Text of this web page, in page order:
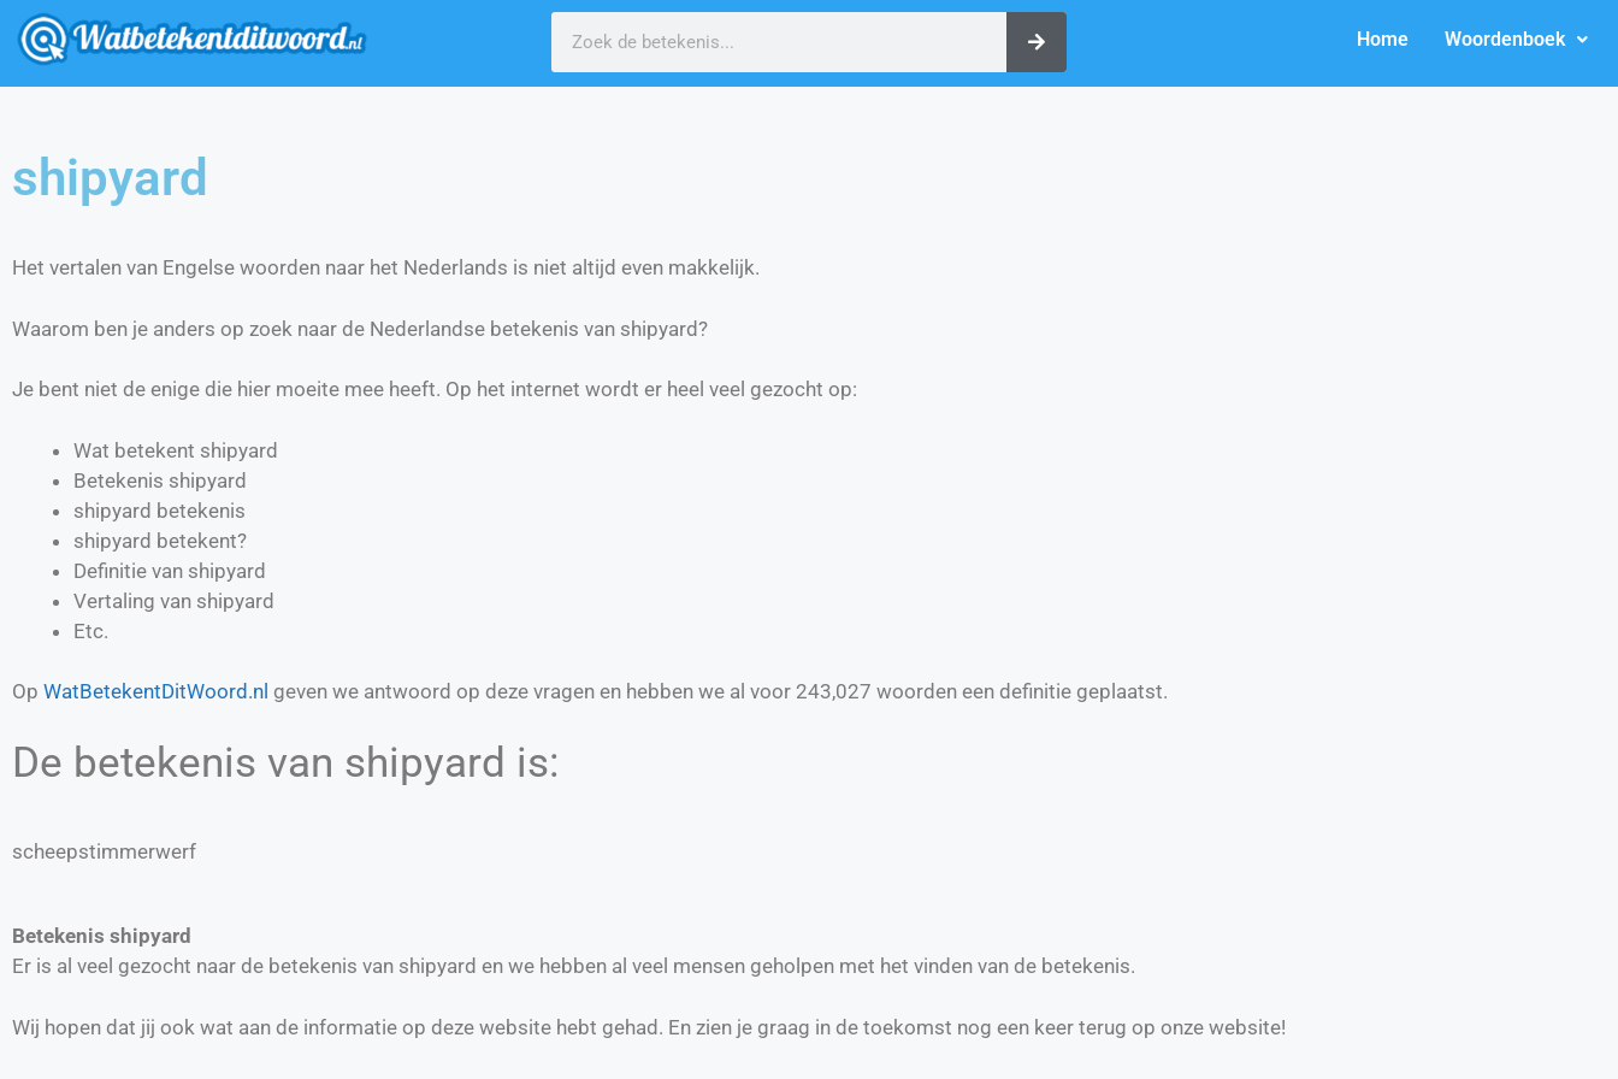
Home Woordenboek
shipyard
Het vertalen van Engelse woorden naar het Nederlands is niet altijd even makkelijk.
Waarom ben je anders op zoek naar de Nederlandse betekenis van shipyard?
Je bent niet de enige die hier moeite mee heeft. Op het internet wordt er heel veel gezocht op:
Wat betekent shipyard
Betekenis shipyard
shipyard betekenis
shipyard betekent?
Definitie van shipyard
Vertaling van shipyard
Etc.
Op WatBetekentDitWoord.nl geven we antwoord op deze vragen en hebben we al voor 243,027 woorden een definitie geplaatst.
De betekenis van shipyard is:
scheepstimmerwerf
Betekenis shipyard
Er is al veel gezocht naar de betekenis van shipyard en we hebben al veel mensen geholpen met het vinden van de betekenis.
Wij hopen dat jij ook wat aan de informatie op deze website hebt gehad. En zien je graag in de toekomst nog een keer terug op onze website!